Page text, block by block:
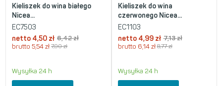
Kieliszek do wina białego
Nicea...
EC7503
netto 4,50 zł 6,42zł
brutto 5,54 zł 7,90zł
Wysyłka 24 h
Kieliszek do wina
czerwonego Nicea...
EC1103
netto 4,99 zł 7,13zł
brutto 6,14 zł 8,77zł
Wysyłka 24 h